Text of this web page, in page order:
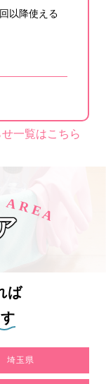
以降使える
・水漏れ・
をプロが解
てアールク
一覧はこちら
AREA
ば
埼玉県